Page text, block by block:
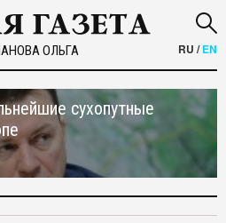
ОЛЬГА RU /EN
сухопутные